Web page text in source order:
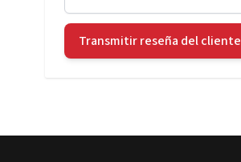
Transmitir reseña del cliente